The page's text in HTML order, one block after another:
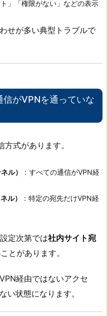
」「権限がない」などの表示
せが多い典型トラブルで
がVPNを通っていな
式があります。
ル）
：すべての通信がVPN経
ル）
：特定の宛先だけVPN経
定次第では社内サイト宛
ことがあります。
経由ではないアクセ
い状態になります。